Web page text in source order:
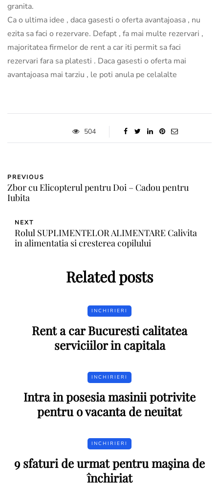
granita.
Ca o ultima idee , daca gasesti o oferta avantajoasa , nu
ezita sa faci o rezervare. Defapt , fa mai multe rezervari ,
majoritatea firmelor de rent a car iti permit sa faci
rezervari fara sa platesti . Daca gasesti o oferta mai
avantajoasa mai tarziu , le poti anula pe celalalte
504
PREVIOUS
Zbor cu Elicopterul pentru Doi – Cadou pentru
Iubita
NEXT
Rolul SUPLIMENTELOR ALIMENTARE Calivita
in alimentatia si cresterea copilului
Related posts
INCHIRIERI
Rent a car Bucuresti calitatea
serviciilor in capitala
INCHIRIERI
Intra in posesia masinii potrivite
pentru o vacanta de neuitat
INCHIRIERI
9 sfaturi de urmat pentru maşina de
închiriat